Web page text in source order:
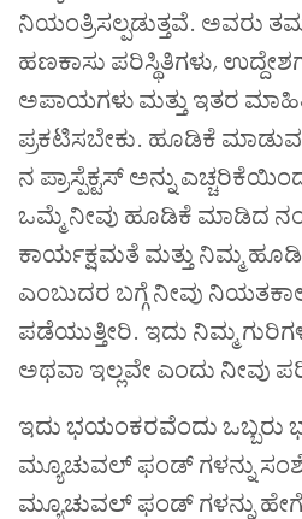
ನಿಯಂತ್ರಿಸಲ್ಪಡುತ್ತವೆ. ಅವರು
ಹಣಕಾಸು ಪರಿಸ್ಥಿತಿಗಳು,
ಅಪಾಯಗಳು ಮತ್ತು ಇತರ
ಪ್ರಕಟಿಸಬೇಕು. ಹೂಡಿಕೆ
ನ ಪ್ರಾಸ್ಪೆಕ್ಟಸ್ ಅನ್ನು
ಒಮ್ಮೆ ನೀವು ಹೂಡಿಕೆ ಮಾಡಿದ
ಕಾರ್ಯಕ್ಷಮತೆ ಮತ್ತು ನಿಮ್ಮ
ಎಂಬುದರ ಬಗ್ಗೆ ನೀವು
ಪಡೆಯುತ್ತೀರಿ. ಇದು ನಿಮ್ಮ
ಅಥವಾ ಇಲ್ಲವೇ ಎಂದು ನೀವು
ಇದು ಭಯಂಕರವೆಂದು ಒಬ್ಬರು
ಮ್ಯೂಚುವಲ್ ಫಂಡ್ ಗಳನ್ನು
ಮ್ಯೂಚುವಲ್ ಫಂಡ್ ಗಳನ್ನು